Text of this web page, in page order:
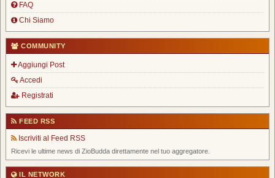
FAQ
Chi Siamo
COMMUNITY
Aggiungi Post
Accedi
Registrati
FEED RSS
Iscriviti al Feed RSS
Ricevi le ultime news di ZioBudda direttamente nel tuo aggregatore.
IL NETWORK